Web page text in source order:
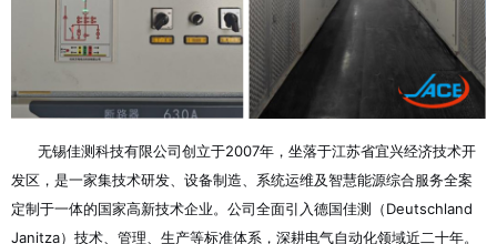
无锡佳测科技有限公司创立于2007年，坐落于江苏省宜兴经济技术开
发区，是一家集技术研发、设备制造、系统运维及智慧能源综合服务全案
定制于一体的国家高新技术企业。公司全面引入德国佳测（Deutschland
Janitza）技术、管理、生产等标准体系，深耕电气自动化领域近二十年。